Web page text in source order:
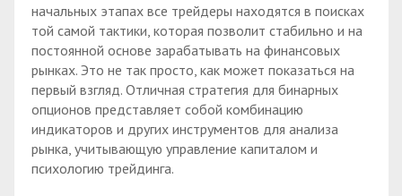
начальных этапах все трейдеры находятся в поисках
той самой тактики, которая позволит стабильно и на
постоянной основе зарабатывать на финансовых
рынках. Это не так просто, как может показаться на
первый взгляд. Отличная стратегия для бинарных
опционов представляет собой комбинацию
индикаторов и других инструментов для анализа
рынка, учитывающую управление капиталом и
психологию трейдинга.